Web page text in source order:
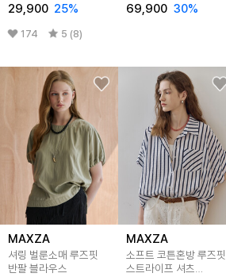
29,900 25%
174 5 (8)
69,900 30%
MAXZA
셔링 벌룬소매 루즈핏
반팔 블라우스
MAXZA
소프트 코튼혼방 루즈핏
스트라이프 셔츠